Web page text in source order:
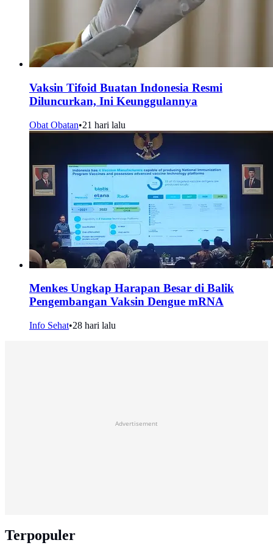
Vaksin Tifoid Buatan Indonesia Resmi
Diluncurkan, Ini Keunggulannya
Obat Obatan•21 hari lalu
Menkes Ungkap Harapan Besar di Balik
Pengembangan Vaksin Dengue mRNA
Info Sehat•28 hari lalu
Advertisement
Terpopuler